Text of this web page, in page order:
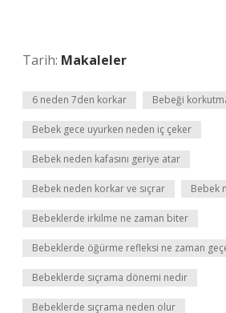
Tarih: Makaleler
6 neden 7den korkar Bebeği
Bebek gece uyurken neden iç çeker
Bebek neden kafasını geriye atar
Bebek neden korkar ve sıçrar Bebek
Bebeklerde irkilme ne zaman biter
Bebeklerde öğürme refleksi ne zaman
Bebeklerde sıçrama dönemi nedir
Bebeklerde sıçrama neden olur